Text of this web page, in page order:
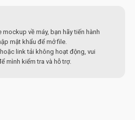
mockup về máy, bạn hãy tiến hành
mật khẩu để mở file.
link tải không hoạt động, vui
mình kiểm tra và hỗ trợ.